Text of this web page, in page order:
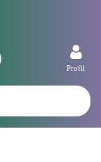
Profil